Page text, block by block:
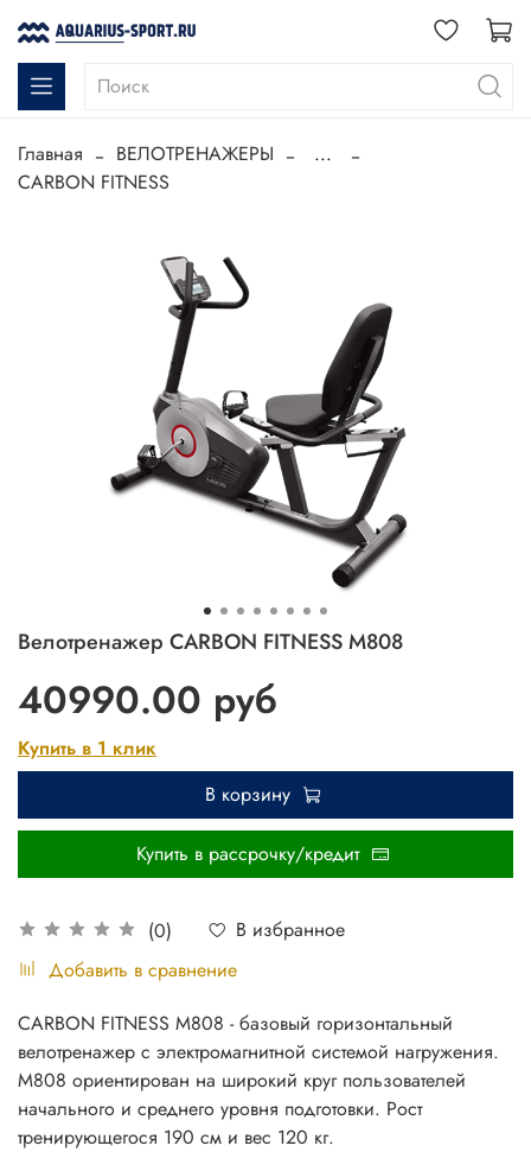
Главная ВЕЛОТРЕНАЖЕРЫ
...
CARBON FITNESS
Велотренажер CARBON FITNESS M808
(0)
В избранное
Добавить в сравнение
40990.00 руб
Купить в 1 клик
В корзину
Купить в рассрочку/кредит
CARBON FITNESS M808 - базовый горизонтальный
велотренажер с электромагнитной системой нагружения.
M808 ориентирован на широкий круг пользователей
начального и среднего уровня подготовки. Рост
тренирующегося 190 см и вес 120 кг.